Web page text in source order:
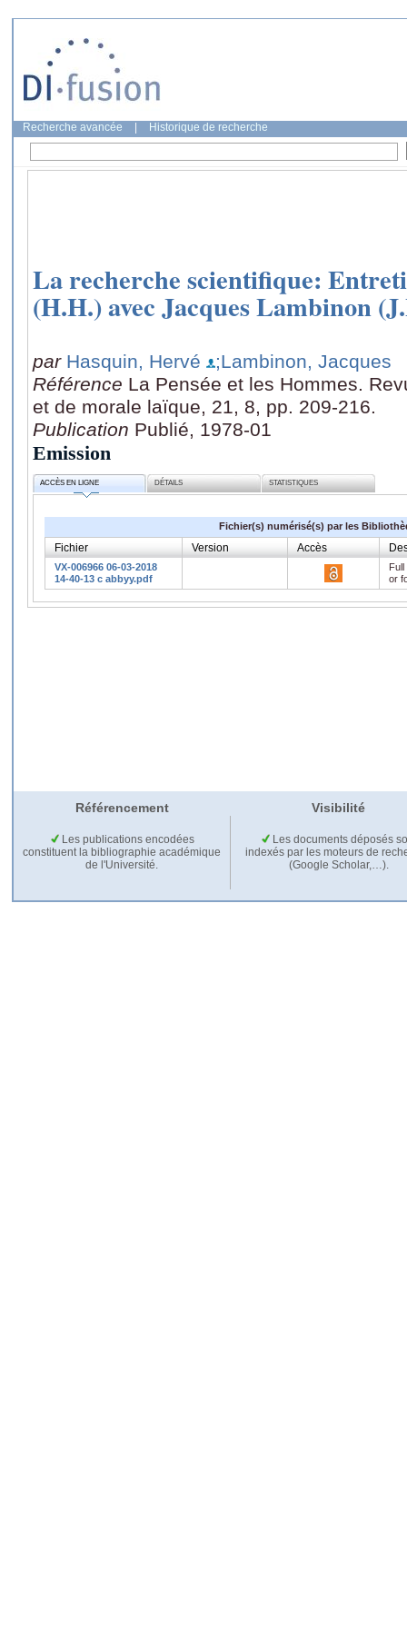
Recherche avancée Historique de recherche
La recherche scientifique:
(H.H.) avec Jacques Lambinon
par Hasquin, Hervé
;Lambinon, Jacques
Référence La Pensée et les Hommes.
et de morale laïque, 21, 8, pp. 209-216.
Publication Publié, 1978-01
Emission
ACCÈS EN LIGNE DÉTAILS STATISTIQUES
Fichier(s) numérisé(s) par les
Fichier Version Accès
VX-006966 06-03-2018
14-40-13 c abbyy.pdf
or
Référencement Visibilité
Les publications encodées
constituent la bibliographie académique
de l'Université.
Les documents déposés
indexés par les moteurs de
(Google Scholar,…).